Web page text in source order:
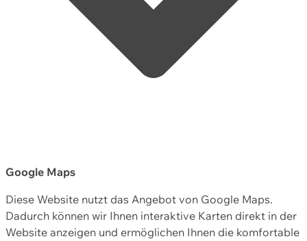
Google Maps
Diese Website nutzt das Angebot von Google Maps.
Dadurch können wir Ihnen interaktive Karten direkt in der
Website anzeigen und ermöglichen Ihnen die komfortable